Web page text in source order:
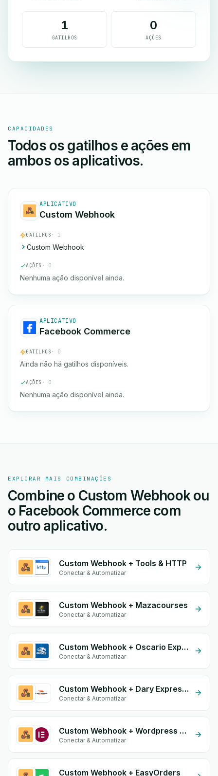
1
GATILHOS
0
AÇÕES
CAPACIDADES
Todos os gatilhos e ações em
ambos os aplicativos.
APLICATIVO
Custom Webhook
GATILHOS · 1
Custom Webhook
AÇÕES · 0
Nenhuma ação disponível ainda.
APLICATIVO
Facebook Commerce
GATILHOS · 0
Ainda não há gatilhos disponíveis.
AÇÕES · 0
Nenhuma ação disponível ainda.
EXPLORAR MAIS COMBINAÇÕES
Combine o Custom Webhook ou
o Facebook Commerce com
outro aplicativo.
Custom Webhook + Tools & HTTP
Conectar & Automatizar
Custom Webhook + Mazacourses
Conectar & Automatizar
Custom Webhook + Oscario Express
Conectar & Automatizar
Custom Webhook + Dary Expresse
Conectar & Automatizar
Custom Webhook + Wordpress Elementor
Conectar & Automatizar
Custom Webhook + EasyOrders